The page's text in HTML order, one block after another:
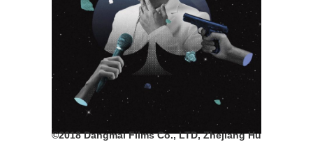
©️2018 Dangmai Films Co., LTD, Zhejiang Hu